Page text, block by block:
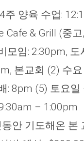
주 양육 수업:
Cafe & Grill (중
모임: 2:30pm,
본교회 (2) 수
: 8pm (5) 토요
–
안 기도해온 본